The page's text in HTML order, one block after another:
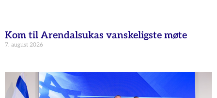
Kom til Arendalsukas vanskeligste møte
7. august 2026